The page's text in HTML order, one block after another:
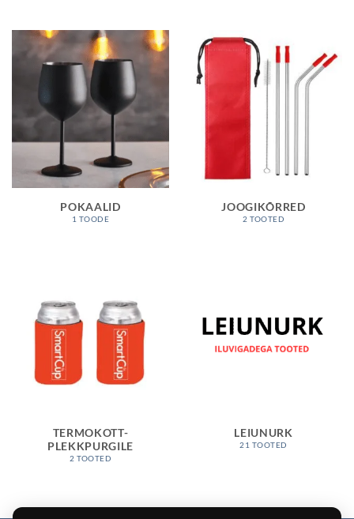
POKAALID
1 TOODE
JOOGIKÕRRED
2 TOOTED
TERMOKOTT-
PLEKKPURGILE
2 TOOTED
LEIUNURK
21 TOOTED